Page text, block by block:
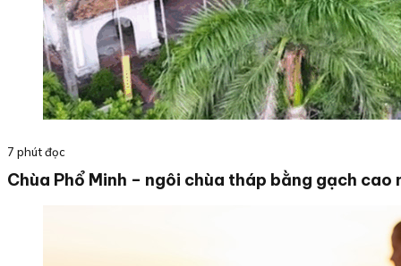
7 phút đọc
Chùa Phổ Minh – ngôi chùa tháp bằng gạch cao